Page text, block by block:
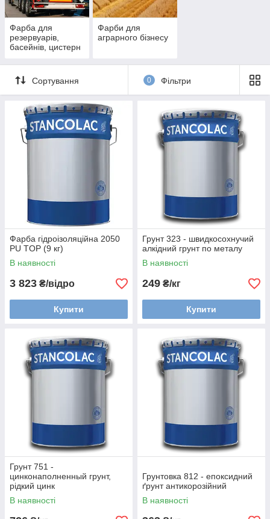
Фарба для
резервуарів,
басейнів, цистерн
Фарби для
аграрного бізнесу
Сортування 0 Фільтри
Фарба гідроізоляційна 2050
PU TOP (9 кг)
В наявності
3 823 ₴/відро
Купити
Грунт 323 - швидкосохнучий
алкідний грунт по металу
В наявності
249 ₴/кг
Купити
Грунт 751 -
цинконаполненный грунт,
рідкий цинк
В наявності
Грунтовка 812 - епоксидний
ґрунт антикорозійний
В наявності